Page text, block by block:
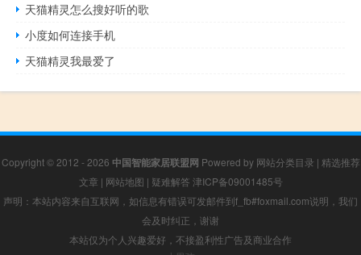
天猫精灵怎么搜好听的歌
小度如何连接手机
天猫精灵我最爱了
Copyright © 2012 - 2026 中国智能家居联盟网 Powered by 网站分类目录 | 精选推荐
文章 | 网站地图 | 疑难解答 津ICP备09001485号
声明：本站内容来自互联网，如信息有错误可发邮件到f_fb#foxmail.com说明，我们
会及时纠正，谢谢
本站仅为个人兴趣爱好，不接盈利性广告及商业合作